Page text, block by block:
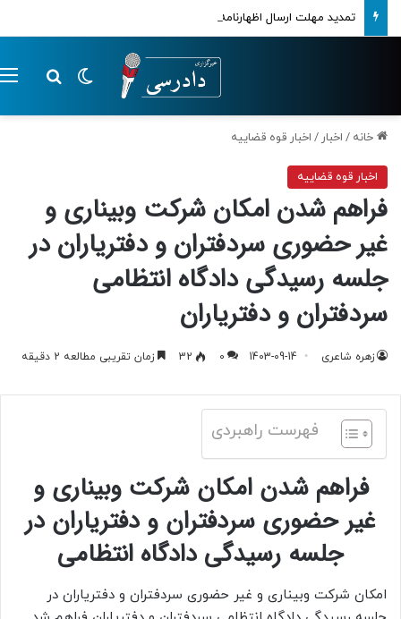
تمدید مهلت ارسال اظهارنامه‌های مالیاتی تا پایان تابستان 1405
تغییر پوسته
خانه / اخبار / اخبار قوه قضاییه
اخبار قوه قضاییه
فراهم شدن امکان شرکت وبیناری و
غیر حضوری سردفتران و دفتریاران در
جلسه رسیدگی دادگاه انتظامی
سردفتران و دفتریاران
زهره شاعری 1403-09-14
0
32 زمان تقریبی مطالعه 2 دقیقه
فهرست راهبردی
فراهم شدن امکان شرکت وبیناری و
غیر حضوری سردفتران و دفتریاران در
جلسه رسیدگی دادگاه انتظامی
امکان شرکت وبیناری و غیر حضوری سردفتران و دفتریاران در